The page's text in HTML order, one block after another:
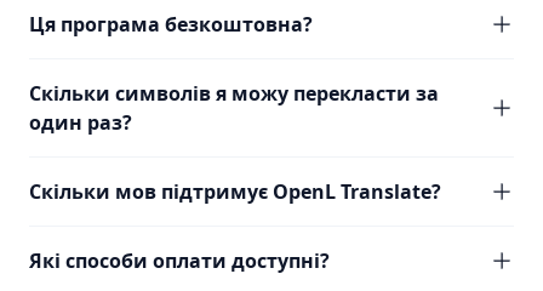
Ця програма безкоштовна?
Скільки символів я можу перекласти за
один раз?
Скільки мов підтримує OpenL Translate?
Які способи оплати доступні?